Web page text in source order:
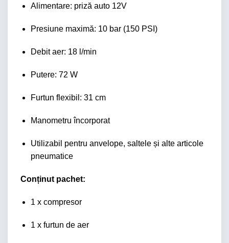
Alimentare: priză auto 12V
Presiune maximă: 10 bar (150 PSI)
Debit aer: 18 l/min
Putere: 72 W
Furtun flexibil: 31 cm
Manometru încorporat
Utilizabil pentru anvelope, saltele și alte articole
pneumatice
Conținut pachet:
1 x compresor
1 x furtun de aer